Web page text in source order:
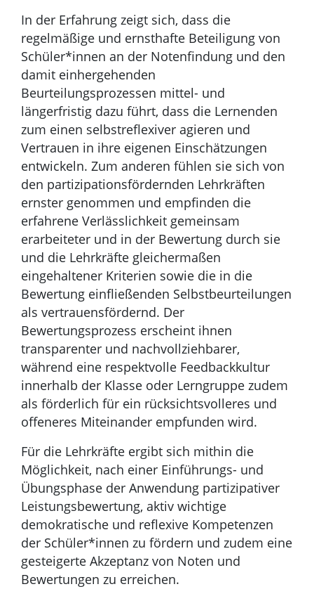
In der Erfahrung zeigt sich, dass die
regelmäßige und ernsthafte Beteiligung von
Schüler*innen an der Notenfindung und den
damit einhergehenden
Beurteilungsprozessen mittel- und
längerfristig dazu führt, dass die Lernenden
zum einen selbstreflexiver agieren und
Vertrauen in ihre eigenen Einschätzungen
entwickeln. Zum anderen fühlen sie sich von
den partizipationsfördernden Lehrkräften
ernster genommen und empfinden die
erfahrene Verlässlichkeit gemeinsam
erarbeiteter und in der Bewertung durch sie
und die Lehrkräfte gleichermaßen
eingehaltener Kriterien sowie die in die
Bewertung einfließenden Selbstbeurteilungen
als vertrauensfördernd. Der
Bewertungsprozess erscheint ihnen
transparenter und nachvollziehbarer,
während eine respektvolle Feedbackkultur
innerhalb der Klasse oder Lerngruppe zudem
als förderlich für ein rücksichtsvolleres und
offeneres Miteinander empfunden wird.
Für die Lehrkräfte ergibt sich mithin die
Möglichkeit, nach einer Einführungs- und
Übungsphase der Anwendung partizipativer
Leistungsbewertung, aktiv wichtige
demokratische und reflexive Kompetenzen
der Schüler*innen zu fördern und zudem eine
gesteigerte Akzeptanz von Noten und
Bewertungen zu erreichen.